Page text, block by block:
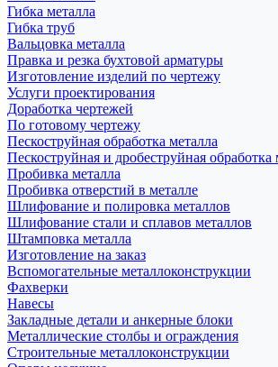
Гибка металла
Гибка труб
Вальцовка металла
Правка и резка бухтовой арматуры
Изготовление изделий по чертежу
Услуги проектирования
Доработка чертежей
По готовому чертежу
Пескоструйная обработка металла
Пескоструйная и дробеструйная обработка
Пробивка металла
Пробивка отверстий в металле
Шлифование и полировка металлов
Шлифование стали и сплавов металлов
Штамповка металла
Изготовление на заказ
Вспомогательные металлоконструкции
Фахверки
Навесы
Закладные детали и анкерные блоки
Металлические столбы и ограждения
Строительные металлоконструкции